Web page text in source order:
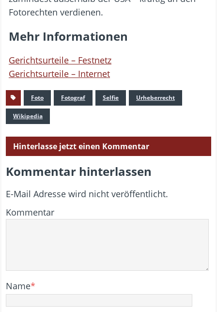
Fotorechten verdienen.
Mehr Informationen
Gerichtsurteile – Festnetz
Gerichtsurteile – Internet
Foto Fotograf Selfie Urheberrecht
Wikipedia
Hinterlasse jetzt einen Kommentar
Kommentar hinterlassen
E-Mail Adresse wird nicht veröffentlicht.
Kommentar
Name*